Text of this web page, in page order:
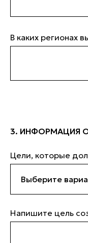
В каких регионах
3. ИНФОРМАЦИЯ
Цели, которые
Напишите цель